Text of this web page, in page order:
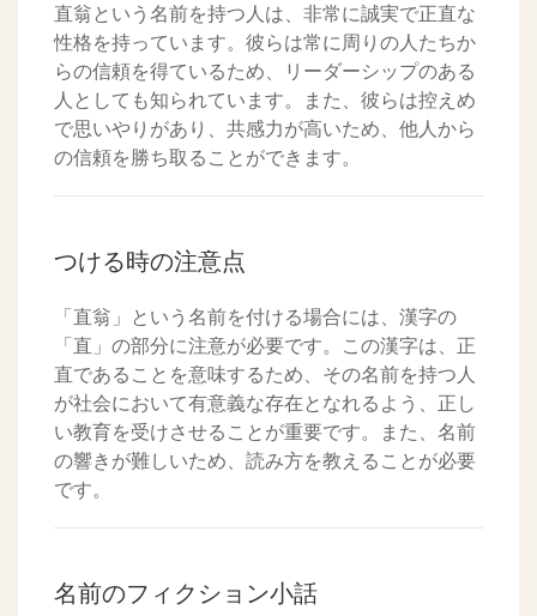
直翁という名前を持つ人は、非常に誠実で正直な
性格を持っています。彼らは常に周りの人たちか
らの信頼を得ているため、リーダーシップのある
人としても知られています。また、彼らは控えめ
で思いやりがあり、共感力が高いため、他人から
の信頼を勝ち取ることができます。
つける時の注意点
「直翁」という名前を付ける場合には、漢字の
「直」の部分に注意が必要です。この漢字は、正
直であることを意味するため、その名前を持つ人
が社会において有意義な存在となれるよう、正し
い教育を受けさせることが重要です。また、名前
の響きが難しいため、読み方を教えることが必要
です。
名前のフィクション小話